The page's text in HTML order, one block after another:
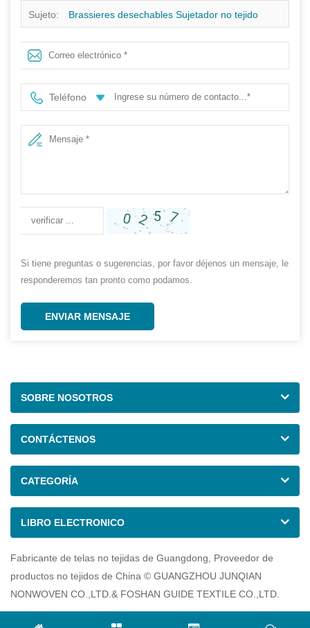
Sujeto: Brassieres desechables Sujetador no tejido
Beauty for Spa Salon Top Ropa interior personalizada
Teléfono
Si tiene preguntas o sugerencias, por favor déjenos un mensaje, le
responderemos tan pronto como podamos.
ENVIAR MENSAJE
SOBRE NOSOTROS
CONTÁCTENOS
CATEGORÍA
LIBRO ELECTRONICO
Fabricante de telas no tejidas de Guangdong, Proveedor de
productos no tejidos de China © GUANGZHOU JUNQIAN
NONWOVEN CO.,LTD.& FOSHAN GUIDE TEXTILE CO.,LTD.